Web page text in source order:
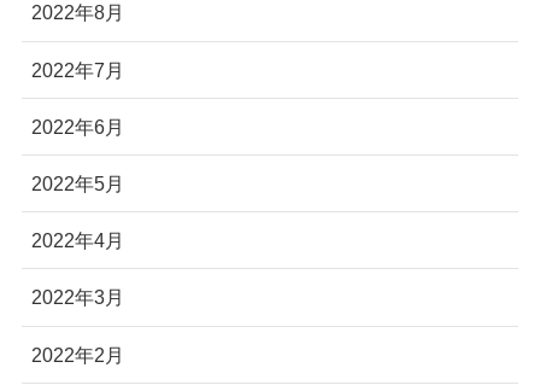
2022年8月
2022年7月
2022年6月
2022年5月
2022年4月
2022年3月
2022年2月